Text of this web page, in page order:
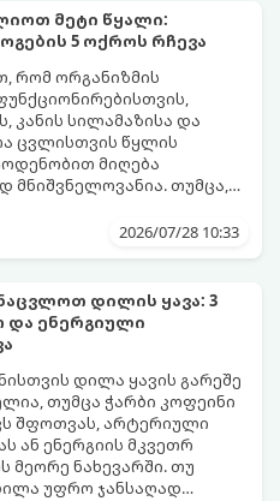
50 წლამდე ასაკში იწყება
დან 8 წლამდე
ეს პერიოდი შფოთვის
მნიშვნელოვანია
გზავნის ორგანიზმი
მდგომარეობა
და
რეკომენდაციებით.
მეტი წყალი:
5 ოქროს რჩევა
რომ ორგანიზმის
კანის სილამაზისა და
ცვლისთვის წყლის
მიღება
მნიშვნელოვანია. თუმცა,
არქონის გამო, დღის
გემო მოსაწყენი
წყლის სმა
სასიამოვნო ჩვევად
2026/07/28 10:33
დილის ყავა: 3
და ენერგიული
დილა ყავის გარეშე
თუმცა ჭარბი კოფეინი
შფოთვას, არტერიული
ან ენერგიის მკვეთრ
მეორე ნახევარში. თუ
უფრო ჯანსაღად